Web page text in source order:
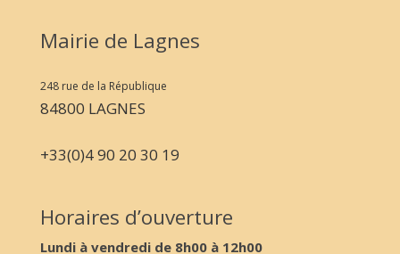
Mairie de Lagnes
248 rue de la République
84800 LAGNES
+33(0)4 90 20 30 19
Horaires d’ouverture
Lundi à vendredi de 8h00 à 12h00